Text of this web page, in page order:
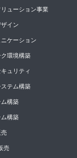
ューション事業
イン
ケーション
環境構築
ュリティ
テム構築
構築
構築
売